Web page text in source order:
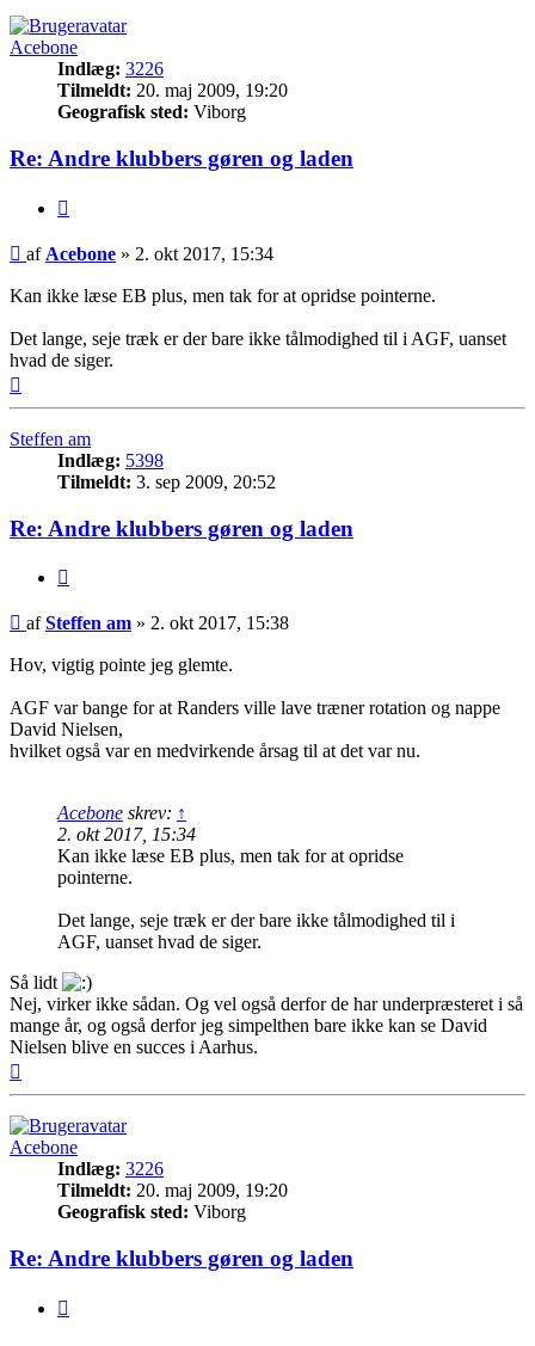
Acebone
Indlæg: 3226
Tilmeldt: 20. maj 2009, 19:20
Geografisk sted: Viborg
Re: Andre klubbers gøren og laden
Indlæg
af Acebone » 2. okt 2017, 15:34
Kan ikke læse EB plus, men tak for at opridse pointerne.
Det lange, seje træk er der bare ikke tålmodighed til i AGF, uanset
hvad de siger.
Steffen am
Indlæg: 5398
Tilmeldt: 3. sep 2009, 20:52
Re: Andre klubbers gøren og laden
Indlæg
afSteffen am » 2. okt 2017, 15:38
Hov, vigtig pointe jeg glemte.
AGF var bange for at Randers ville lave træner rotation og nappe
David Nielsen,
hvilket også var en medvirkende årsag til at det var nu.
Acebone skrev: ↑
2. okt 2017, 15:34
Kan ikke læse EB plus, men tak for at opridse
pointerne.
Det lange, seje træk er der bare ikke tålmodighed til i
AGF, uanset hvad de siger.
Så lidt
Nej, virker ikke sådan. Og vel også derfor de har underpræsteret i så
mange år, og også derfor jeg simpelthen bare ikke kan se David
Nielsen blive en succes i Aarhus.
Acebone
Indlæg: 3226
Tilmeldt: 20. maj 2009, 19:20
Geografisk sted: Viborg
Re: Andre klubbers gøren og laden